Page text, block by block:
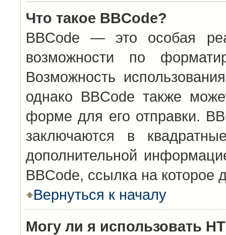
Что такое BBCode?
BBCode — это особая
возможности по
Возможность
однако BBCode также
форме для его отправки.
заключаются в
дополнительной
BBCode, ссылка на
Вернуться к началу
Могу ли я использовать